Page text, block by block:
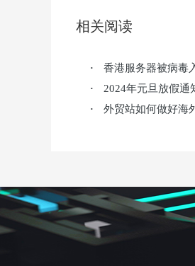
相关阅读
· 香港服务器被病毒
· 2024年元旦放假通
· 外贸站如何做好海